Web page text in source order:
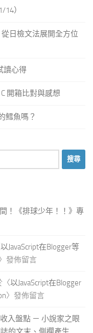
）
從日檢文法展開全方位
讀心得
開箱比對與感想
鱈魚嗎？
！《排球少年！！》專
以JavaScript在Blogger等
發佈留言
〈以JavaScript在Blogger
〉發佈留言
入盤點 － 小說家之眼